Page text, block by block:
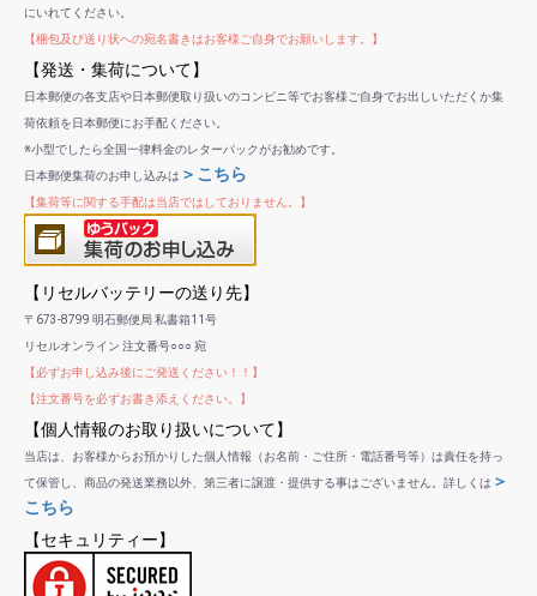
にいれてください。
【梱包及び送り状への宛名書きはお客様ご自身でお願いします。】
【発送・集荷について】
日本郵便の各支店や日本郵便取り扱いのコンビニ等でお客様ご自身でお出しいただくか集
荷依頼を日本郵便にお手配ください。
※小型でしたら全国一律料金のレターパックがお勧めです。
日本郵便集荷のお申し込みは ＞こちら
【集荷等に関する手配は当店ではしておりません。】
【リセルバッテリーの送り先】
〒673-8799 明石郵便局 私書箱11号
リセルオンライン 注文番号○○○ 宛
【必ずお申し込み後にご発送ください！！】
【注文番号を必ずお書き添えください。】
【個人情報のお取り扱いについて】
当店は、お客様からお預かりした個人情報（お名前・ご住所・電話番号等）は責任を持っ
て保管し、商品の発送業務以外、第三者に譲渡・提供する事はございません。詳しくは ＞
こちら
【セキュリティー】